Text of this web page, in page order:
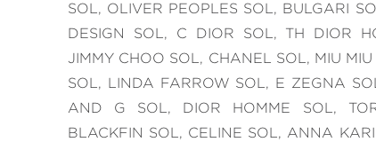
SOL, OLIVER PEOPLES SOL, BULGARI
DESIGN SOL, C DIOR SOL, TH DIOR
JIMMY CHOO SOL, CHANEL SOL, MIU
SOL, LINDA FARROW SOL, E ZEGNA
AND G SOL, DIOR HOMME SOL,
BLACKFIN SOL, CELINE SOL, ANNA